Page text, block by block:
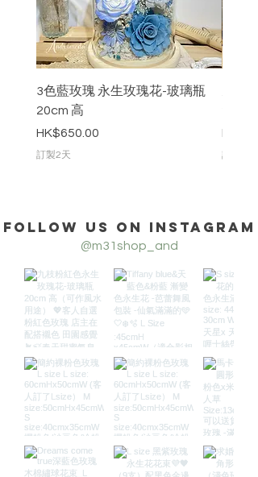
3色藍玫瑰 永生玫瑰花-玻璃瓶
20cm 高
價格
HK$650.00
訂製2天
價格
訂製2天
Follow us on Instagram
@m31shop_and